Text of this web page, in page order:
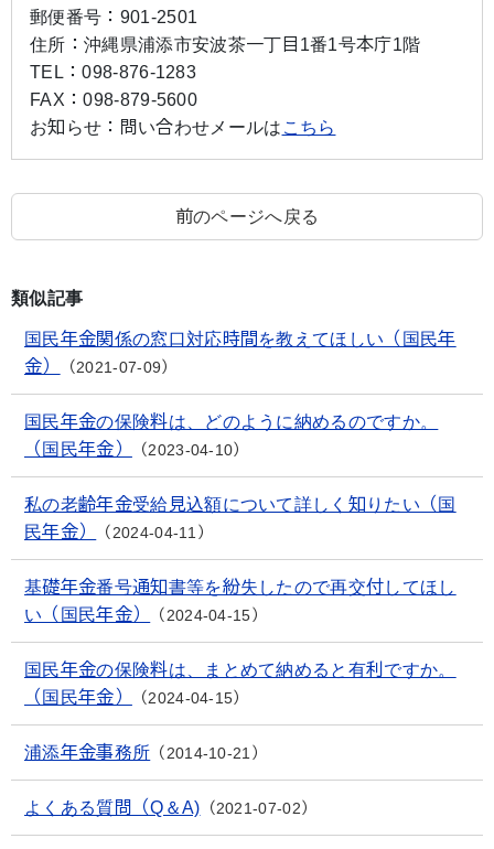
郵便番号： 901-2501
住所： 沖縄県浦添市安波茶一丁目1番1号本庁1階
TEL：098-876-1283
FAX：098-879-5600
お知らせ： 問い合わせメールは こちら
前のページへ戻る
類似記事
国民年金関係の窓口対応時間を教えてほしい（国民年
金）
2021-07-09
国民年金の保険料は、どのように納めるのですか。
（国民年金）
2023-04-10
私の老齢年金受給見込額について詳しく知りたい（国
民年金）
2024-04-11
基礎年金番号通知書等を紛失したので再交付してほし
い（国民年金）
2024-04-15
国民年金の保険料は、まとめて納めると有利ですか。
（国民年金）
2024-04-15
浦添年金事務所 2014-10-21
よくある質問（Q＆A) 2021-07-02